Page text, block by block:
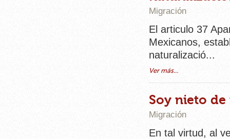
Migración
El articulo 37
Mexicanos,
naturalizació...
Ver más...
Soy nieto
Migración
En tal virtud, al